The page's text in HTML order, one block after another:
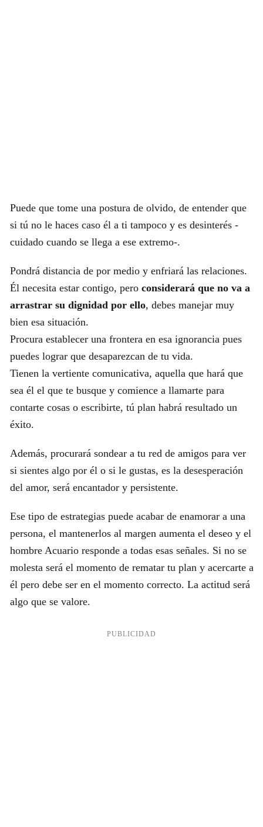
Puede que tome una postura de olvido, de entender que
si tú no le haces caso él a ti tampoco y es desinterés -
cuidado cuando se llega a ese extremo-.
Pondrá distancia de por medio y enfriará las relaciones.
Él necesita estar contigo, peroconsiderará que no va a
arrastrar su dignidad por ello, debes manejar muy
bien esa situación.
Procura establecer una frontera en esa ignorancia pues
puedes lograr que desaparezcan de tu vida.
Tienen la vertiente comunicativa, aquella que hará que
sea él el que te busque y comience a llamarte para
contarte cosas o escribirte, tú plan habrá resultado un
éxito.
Además, procurará sondear a tu red de amigos para ver
si sientes algo por él o si le gustas, es la desesperación
del amor, será encantador y persistente.
Ese tipo de estrategias puede acabar de enamorar a una
persona, el mantenerlos al margen aumenta el deseo y el
hombre Acuario responde a todas esas señales. Si no se
molesta será el momento de rematar tu plan y acercarte a
él pero debe ser en el momento correcto. La actitud será
algo que se valore.